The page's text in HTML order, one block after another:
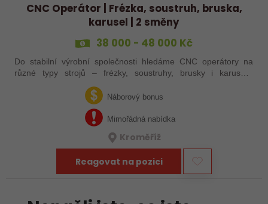
CNC Operátor | Frézka, soustruh, bruska,
karusel | 2 směny
38 000 - 48 000 Kč
Do stabilní výrobní společnosti hledáme CNC operátory na
různé typy strojů – frézky, soustruhy, brusky i karusely.
technických oborů, kteří se…Náborový bonus
Mimořádná nabídka
Kroměříž
Reagovat na pozici